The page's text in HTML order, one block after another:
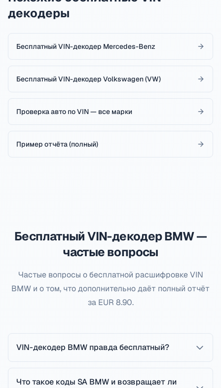
декодеры
Бесплатный VIN-декодер Mercedes-Benz
Бесплатный VIN-декодер Volkswagen (VW)
Проверка авто по VIN — все марки
Пример отчёта (полный)
Бесплатный VIN-декодер BMW —
частые вопросы
Частые вопросы о бесплатной расшифровке VIN
BMW и о том, что дополнительно даёт полный отчёт
за EUR 8.90.
VIN-декодер BMW правда бесплатный?
Что такое коды SA BMW и возвращает ли